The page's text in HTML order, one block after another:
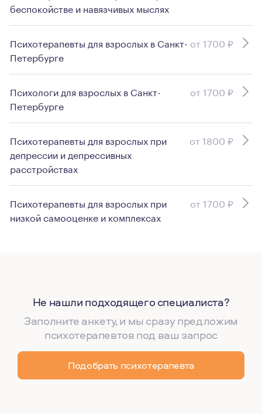
беспокойстве и навязчивых мыслях
Психотерапевты для взрослых в Санкт-
Петербурге
от 1700 ₽
Психологи для взрослых в Санкт-
Петербурге
от 1700 ₽
Психотерапевты для взрослых при
депрессии и депрессивных
расстройствах
от 1800 ₽
Психотерапевты для взрослых при
низкой самооценке и комплексах
от 1700 ₽
Не нашли подходящего специалиста?
Заполните анкету, и мы сразу предложим
психотерапевтов под ваш запрос
Подобрать психотерапевта